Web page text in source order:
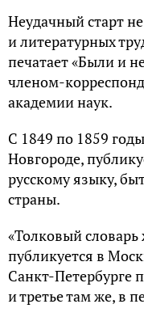
Неудачный старт
и литературных
печатает «Были и
членом-
академии наук.
С 1849 по 1859
Новгороде,
русскому языку,
страны.
«Толковый словарь
публикуется в
Санкт-Петербурге
и третье там же, в